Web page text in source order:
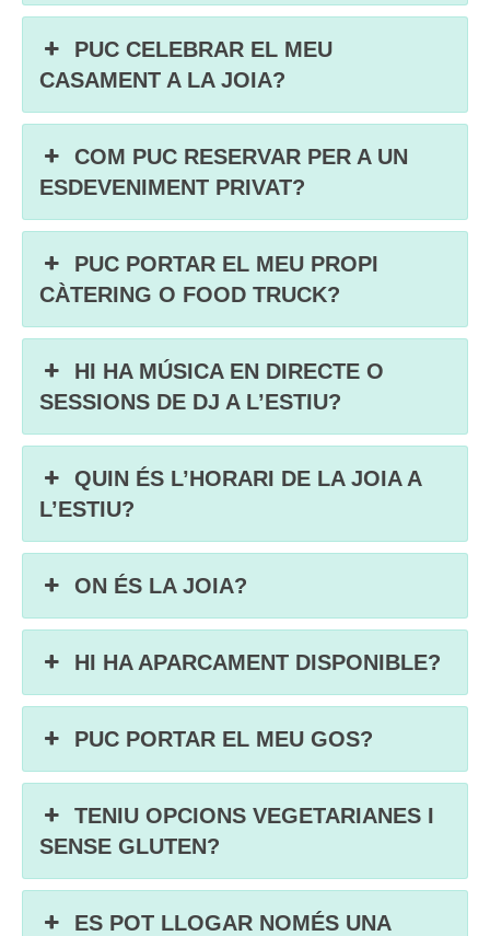
PUC CELEBRAR EL MEU
CASAMENT A LA JOIA?
COM PUC RESERVAR PER A UN
ESDEVENIMENT PRIVAT?
PUC PORTAR EL MEU PROPI
CÀTERING O FOOD TRUCK?
HI HA MÚSICA EN DIRECTE O
SESSIONS DE DJ A L’ESTIU?
QUIN ÉS L’HORARI DE LA JOIA A
L’ESTIU?
ON ÉS LA JOIA?
HI HA APARCAMENT DISPONIBLE?
PUC PORTAR EL MEU GOS?
TENIU OPCIONS VEGETARIANES I
SENSE GLUTEN?
ES POT LLOGAR NOMÉS UNA